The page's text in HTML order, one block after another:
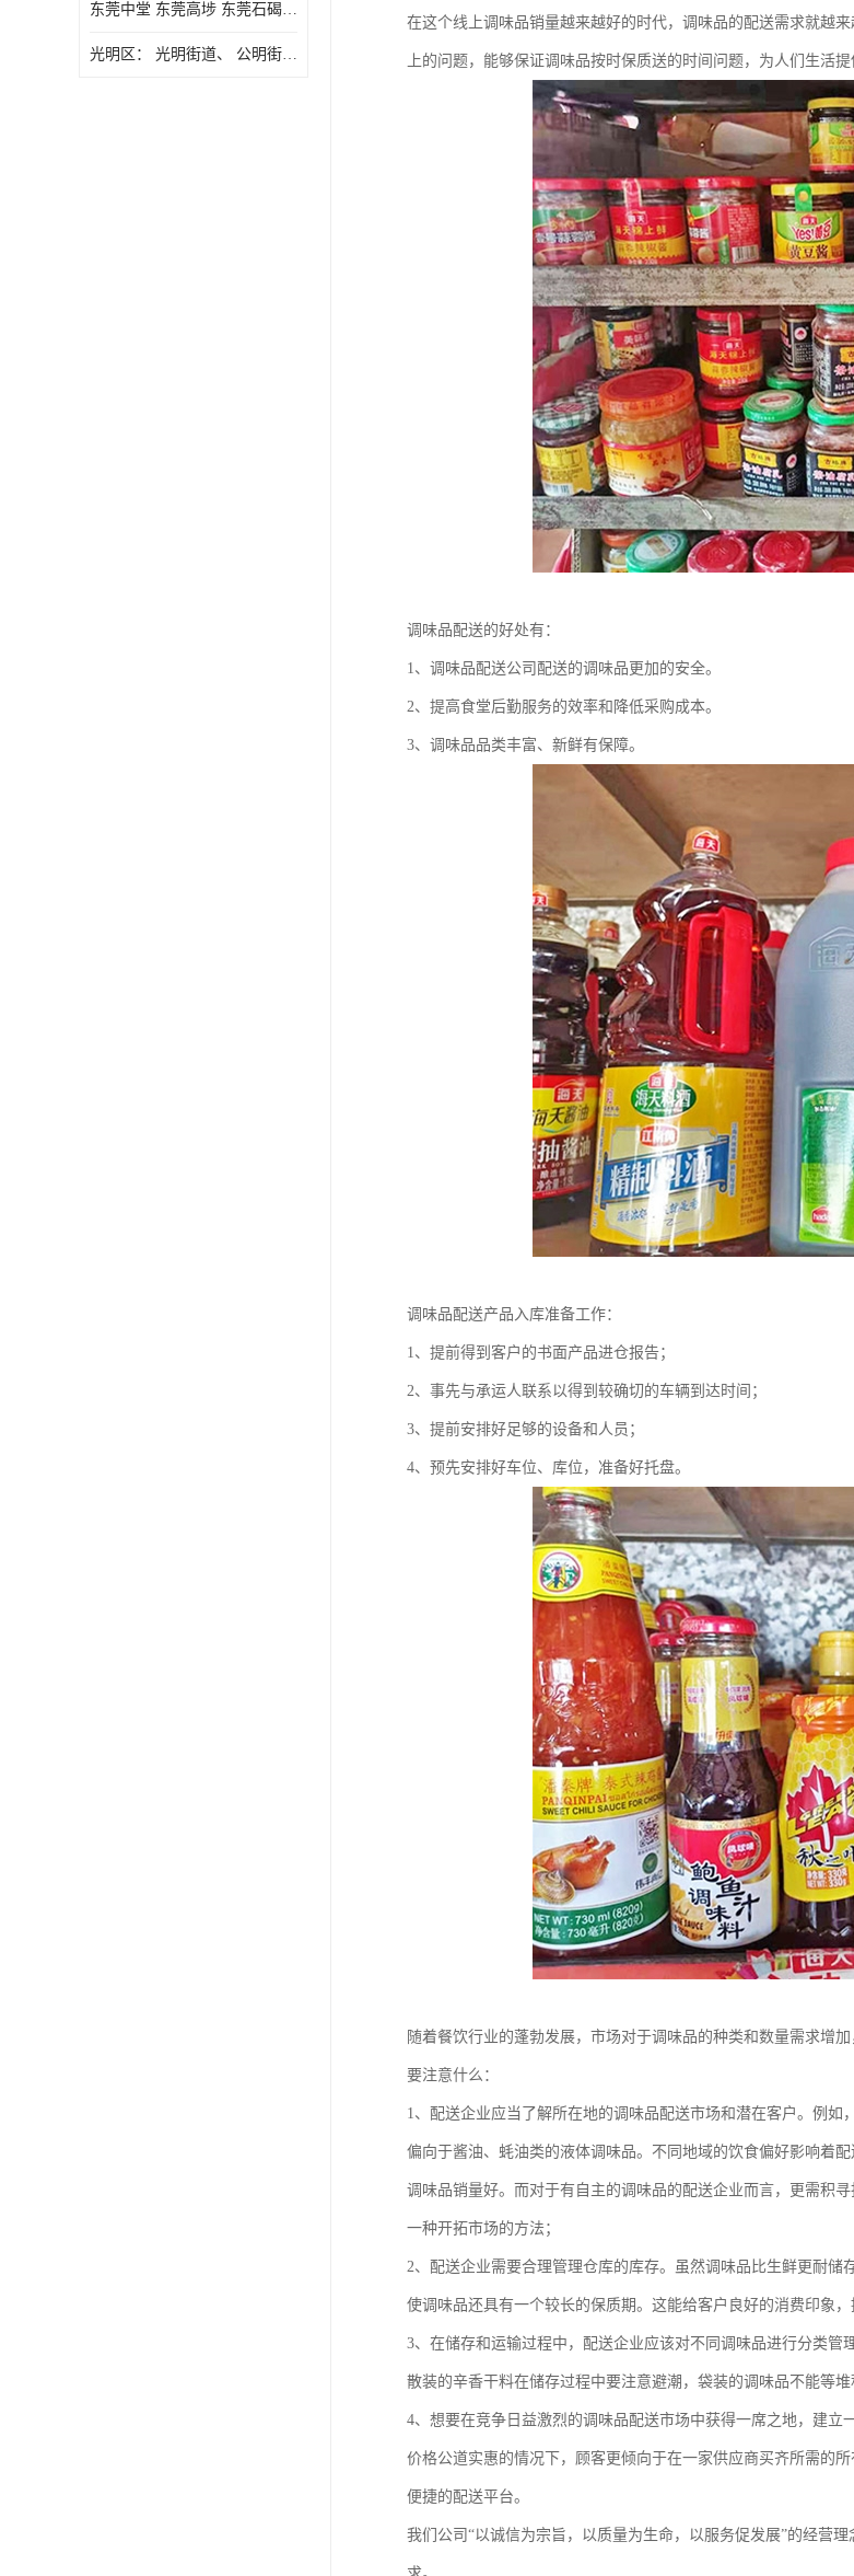
东莞中堂 东莞高埗 东莞石碣 东莞望牛墩 东莞洪梅 东莞道滘 东莞石龙镇 东莞石排镇
光明区： 光明街道、 公明街道、 新湖街道、 凤凰街道、 玉塘街道、 马田街道
在这个线上调味品销量越来越好的时代，调味品的配送需求就越
上的问题，能够保证调味品按时保质送的时间问题，为人们生活提
调味品配送的好处有：
1、调味品配送公司配送的调味品更加的安全。
2、提高食堂后勤服务的效率和降低采购成本。
3、调味品品类丰富、新鲜有保障。
调味品配送产品入库准备工作：
1、提前得到客户的书面产品进仓报告；
2、事先与承运人联系以得到较确切的车辆到达时间；
3、提前安排好足够的设备和人员；
4、预先安排好车位、库位，准备好托盘。
随着餐饮行业的蓬勃发展，市场对于调味品的种类和数量需求增
要注意什么：
1、配送企业应当了解所在地的调味品配送市场和潜在客户。例
偏向于酱油、蚝油类的液体调味品。不同地域的饮食偏好影响着
调味品销量好。而对于有自主的调味品的配送企业而言，更需积
一种开拓市场的方法；
2、配送企业需要合理管理仓库的库存。虽然调味品比生鲜更耐储
使调味品还具有一个较长的保质期。这能给客户良好的消费印象，
3、在储存和运输过程中，配送企业应该对不同调味品进行分类管
散装的辛香干料在储存过程中要注意避潮，袋装的调味品不能等
4、想要在竞争日益激烈的调味品配送市场中获得一席之地，建
价格公道实惠的情况下，顾客更倾向于在一家供应商买齐所需的
便捷的配送平台。
我们公司“以诚信为宗旨，以质量为生命，以服务促发展”的经营